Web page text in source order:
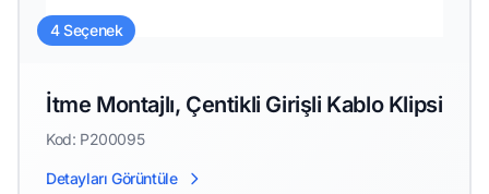
4 Seçenek
İtme Montajlı, Çentikli Girişli Kablo Klipsi
Kod: P200095
Detayları Görüntüle